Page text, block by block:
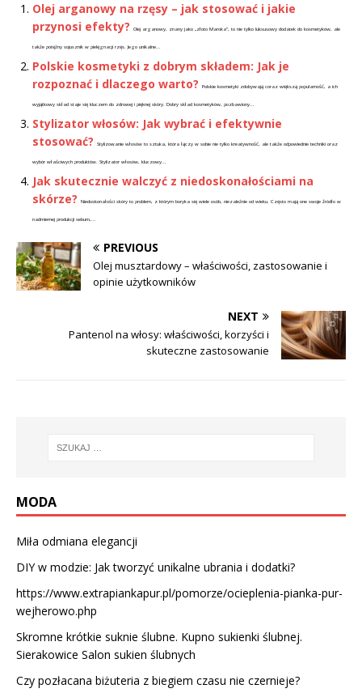
Olej arganowy na rzęsy – jak stosować i jakie
przynosi efekty?
Olej arganowy, znany jako „złoto Maroka”, to nie tylko luksusowy dodatek do kosmetyków, ale
także potężny sojusznik w pielęgnacji rzęs. Jego unikalne...
Polskie kosmetyki z dobrym składem: Jak je
rozpoznać i dlaczego warto?
Polskie kosmetyki zdobywają coraz większą popularność, a ich
wyjątkowy skład staje się kluczem do zdrowej i pięknej skóry. Dobry skład kosmetyków, pozbawiony...
Stylizator włosów: Jak wybrać i efektywnie
stosować?
Stylizowanie włosów to sztuka, która łączy w sobie nie tylko kreatywność, ale także odpowiednie techniki oraz
wybór właściwych produktów. Stylizator włosów, kluczowy...
Jak skutecznie walczyć z niedoskonałościami na
skórze?
Niedoskonałości skóry to problem, z którym boryka się wiele osób, niezależnie od wieku. Często mają one swoje źródło w
nadmiernej produkcji sebum,...
PREVIOUS
Olej musztardowy – właściwości, zastosowanie i
opinie użytkowników
NEXT
Pantenol na włosy: właściwości, korzyści i
skuteczne zastosowanie
MODA
Miła odmiana elegancji
DIY w modzie: Jak tworzyć unikalne ubrania i dodatki?
https://www.extrapiankapur.pl/pomorze/ocieplenia-pianka-pur-
wejherowo.php
Skromne krótkie suknie ślubne. Kupno sukienki ślubnej.
Sierakowice Salon sukien ślubnych
Czy pozłacana biżuteria z biegiem czasu nie czernieje?